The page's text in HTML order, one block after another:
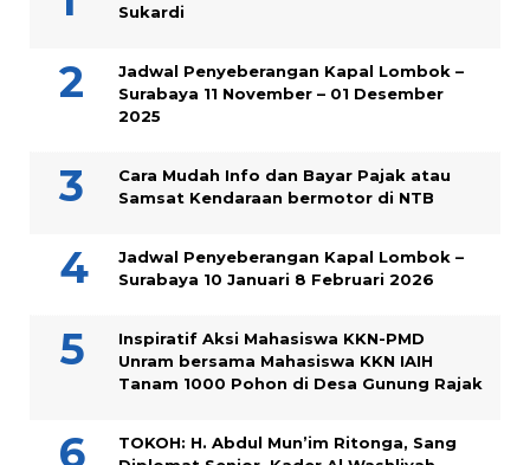
Sukardi
Jadwal Penyeberangan Kapal Lombok –
Surabaya 11 November – 01 Desember
2025
Cara Mudah Info dan Bayar Pajak atau
Samsat Kendaraan bermotor di NTB
Jadwal Penyeberangan Kapal Lombok –
Surabaya 10 Januari 8 Februari 2026
Inspiratif Aksi Mahasiswa KKN-PMD
Unram bersama Mahasiswa KKN IAIH
Tanam 1000 Pohon di Desa Gunung Rajak
TOKOH: H. Abdul Mun’im Ritonga, Sang